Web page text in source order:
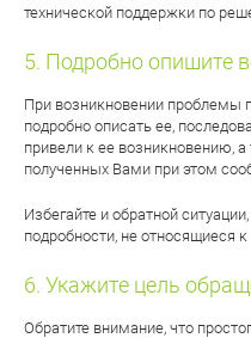
технической поддержки по
Подробно опишите
При возникновении проблемы
подробно описать ее,
привели к ее возникновению,
полученных Вами при этом
Избегайте и обратной
подробности, не относящиеся
Укажите цель
Обратите внимание, что